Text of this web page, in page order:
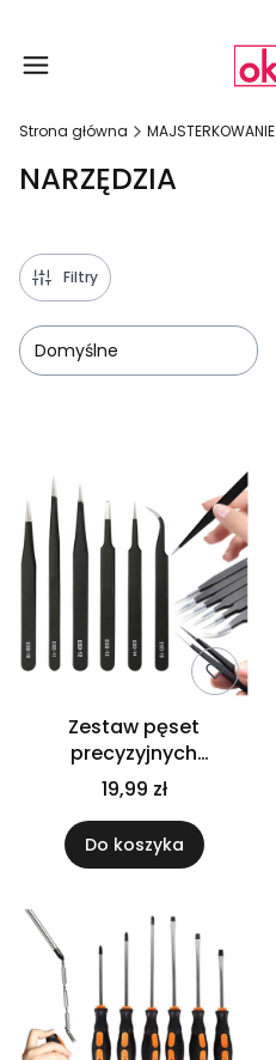
Strona główna MAJSTERKOWANIE
NARZĘDZIA
Filtry
Domyślne
Zestaw pęset
precyzyjnych
antystatycznych ESD
serwisowych 6 sztuk
czarnych
19,99 zł
Do koszyka